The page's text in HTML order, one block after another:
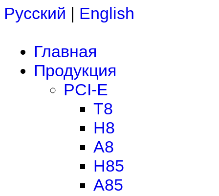
Русский | English
Главная
Продукция
PCI-E
T8
H8
A8
H85
A85